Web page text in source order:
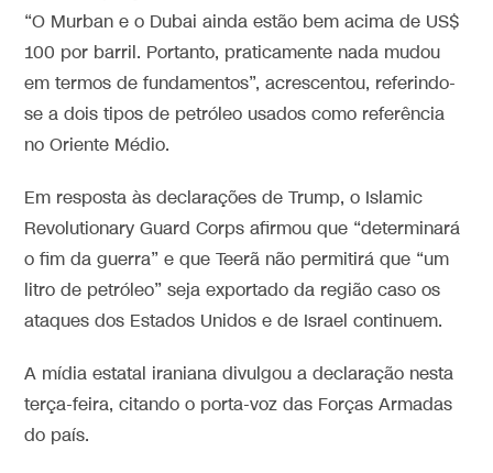
“O Murban e o Dubai ainda estão bem acima de US$
100 por barril. Portanto, praticamente nada mudou
em termos de fundamentos”, acrescentou, referindo-
se a dois tipos de petróleo usados como referência
no Oriente Médio.
Em resposta às declarações de Trump, o Islamic
Revolutionary Guard Corps afirmou que “determinará
o fim da guerra” e que Teerã não permitirá que “um
litro de petróleo” seja exportado da região caso os
ataques dos Estados Unidos e de Israel continuem.
A mídia estatal iraniana divulgou a declaração nesta
terça-feira, citando o porta-voz das Forças Armadas
do país.